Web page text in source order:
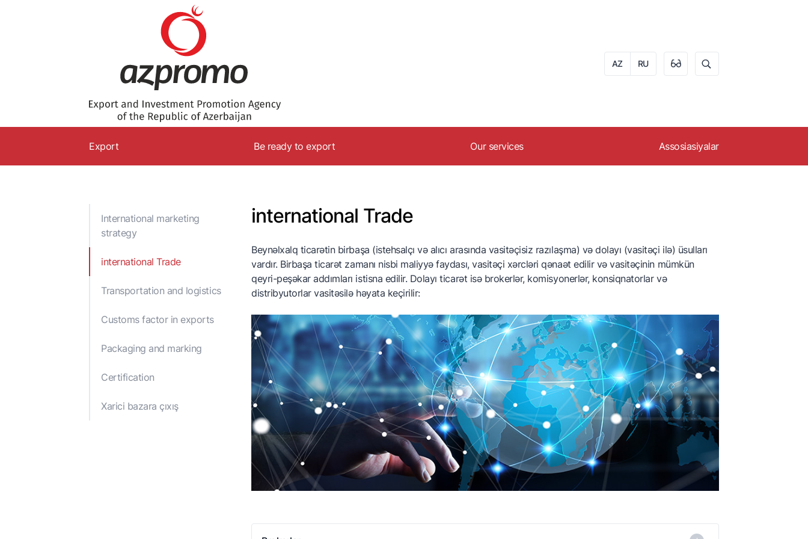
AZ RU
Export Be ready to export
international Trade
Customs factor in exports
Packaging and marking
Xarici bazara çıxış
Our services
Assosiasiyalar
Our services Assosiasiyalar
Azərbaycan Meyvə-
Tərəvəz İstehsalçıları və
Producers and Exporters
Association
International marketing
strategy
international Trade
Transportation and logistics
Customs factor in exports
Packaging and marking
Certification
Xarici bazara çıxış
international Trade
Beynəlxalq ticarətin birbaşa (istehsalçı və alıcı arasında vasitəçisiz razılaşma) və dolayı (vasitəçi ilə) üsulları
vardır. Birbaşa ticarət zamanı nisbi maliyyə faydası, vasitəçi xərcləri qənaət edilir və vasitəçinin mümkün
qeyri-peşəkar addımları istisna edilir. Dolayı ticarət isə brokerlər, komisyonerlər, konsiqnatorlar və
distribyutorlar vasitəsilə həyata keçirilir: